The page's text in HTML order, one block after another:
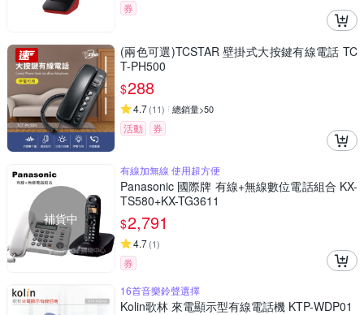
券
(兩色可選)TCSTAR 壁掛式大按鍵有線電話 TC
T-PH500
$288
4.7(11) 總銷量>50
活動 券
補貨中
有線加無線 使用超方便
Panasonic 國際牌 有線+無線數位電話組合 KX-
TS580+KX-TG3611
$2,791
4.7(1)
券
16首音樂鈴聲選擇
Kolin歌林 來電顯示型有線電話機 KTP-WDP01